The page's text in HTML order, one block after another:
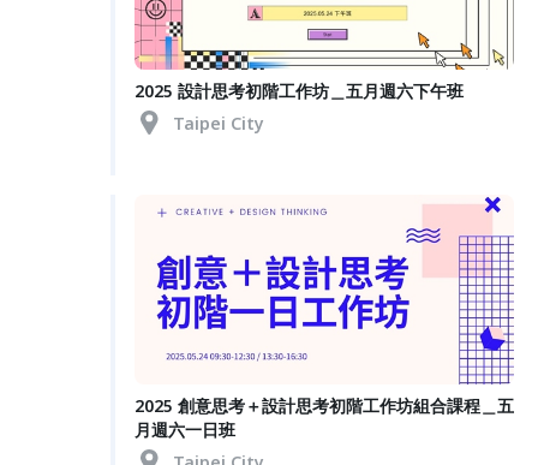
2025 設計思考初階工作坊＿五月週六下午班
Taipei City
2025 創意思考＋設計思考初階工作坊組合課程＿五
月週六一日班